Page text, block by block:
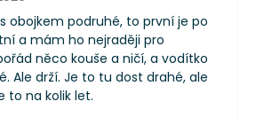
obojkem podruhé, to první je po
a mám ho nejraději pro
něco kouše a ničí, a vodítko
Ale drží. Je to tu dost drahé, ale
to na kolik let.